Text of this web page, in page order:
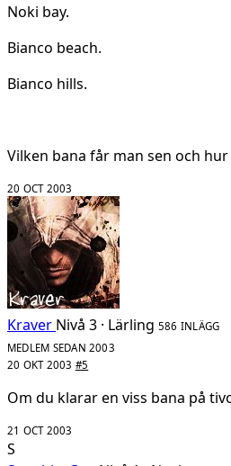
Noki bay.
Bianco beach.
Bianco hills.
Vilken bana får man sen och
20 OCT 2003
Kraver Nivå 3 · Lärling 586 INLÄGG
MEDLEM SEDAN 2003
20 OKT 2003 #5
Om du klarar en viss bana på
21 OCT 2003
S